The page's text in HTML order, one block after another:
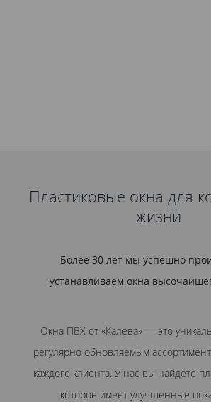
Пластиковые окна для
жизни
Более 30 лет мы успешно
устанавливаем окна
Окна ПВХ от «Калева» — это
регулярно обновляемым
каждого клиента. У нас вы найдете
которое имеет улучшенные